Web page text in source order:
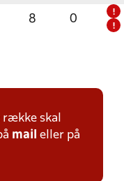
8 0
!
!
skal
mail eller på